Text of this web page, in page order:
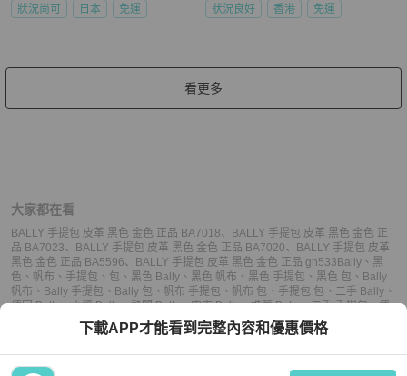
狀況尚可 日本 免運 狀況良好 香港 免運
看更多
大家都在看
BALLY 手提包 皮革 黑色 金色 正品 BA7018、 BALLY 手提包 皮革 黑色 金色 正
品 BA7023、 BALLY 手提包 皮革 黑色 金色 正品 BA7020、 BALLY 手提包 皮革
黑色 金色 正品 BA5596、 BALLY 手提包 皮革 黑色 金色 正品 gh533Bally 、 黑
色 、 帆布 、 手提包 、 包 、 黑色 Bally 、 黑色 帆布 、 黑色 手提包 、 黑色 包 、 Bally
帆布 、 Bally 手提包 、 Bally 包 、 帆布 手提包 、 帆布 包 、 手提包 包 、 二手 Bally 、
便宜 Bally、小資 Bally、熱門 Bally、中古 Bally、推薦 Bally、二手 手提包、便
小資 手提包、熱門 手提包、中古 手提包、推薦 手提包
小資 包 、熱門 包 、 中古 包、推薦 包
下載APP才能看到完整內容和優惠價格